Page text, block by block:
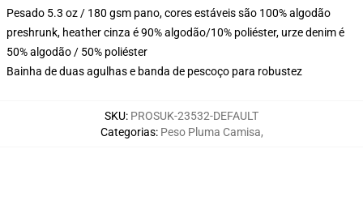
Pesado 5.3 oz / 180 gsm pano, cores estáveis são 100% algodão
preshrunk, heather cinza é 90% algodão/10% poliéster, urze denim é
50% algodão / 50% poliéster
Bainha de duas agulhas e banda de pescoço para robustez
SKU: PROSUK-23532-DEFAULT
Categorias: Peso Pluma Camisa,